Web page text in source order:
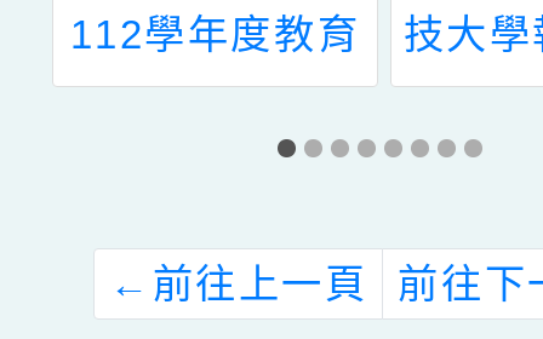
112學年度教育
優先區親職教育
座 與孩子的溝
育中的管與教
技大
部「
風者-
推動
← 前往上一頁 前往下